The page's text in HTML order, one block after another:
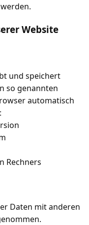
Website
und speichert
so genannten
automatisch
Rechners
Daten mit anderen